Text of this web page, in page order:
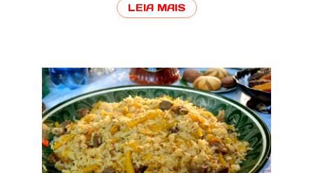
LEIA MAIS